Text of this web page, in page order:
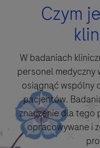
Czym
W badaniach
personel medyczny
osiągnąć wspólny
pacjentów.
znaczenie dla tego
opracowywane i